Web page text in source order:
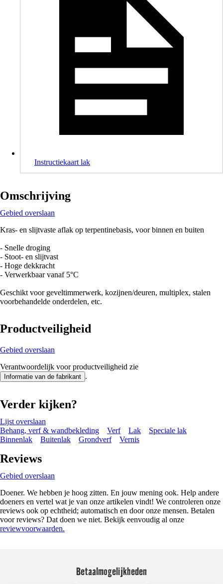
Instructiekaart lak
Omschrijving
Gebied overslaan
Kras- en slijtvaste aflak op terpentinebasis, voor binnen en buiten
- Snelle droging
- Stoot- en slijtvast
- Hoge dekkracht
- Verwerkbaar vanaf 5°C
Geschikt voor geveltimmerwerk, kozijnen/deuren, multiplex, stalen
voorbehandelde onderdelen, etc.
Productveiligheid
Gebied overslaan
Verantwoordelijk voor productveiligheid zie
Informatie van de fabrikant .
Verder kijken?
Lijst overslaan
Behang, verf & wandbekleding
Verf Lak
Speciale lak
Binnenlak
Buitenlak Grondverf Vernis
Reviews
Gebied overslaan
Doener. We hebben je hoog zitten. En jouw mening ook. Help andere
doeners en vertel wat je van onze artikelen vindt! We controleren onze
reviews ook op echtheid; automatisch en door onze mensen. Betalen
voor reviews? Dat doen we niet. Bekijk eenvoudig al onze
reviewvoorwaarden.
Betaalmogelijkheden